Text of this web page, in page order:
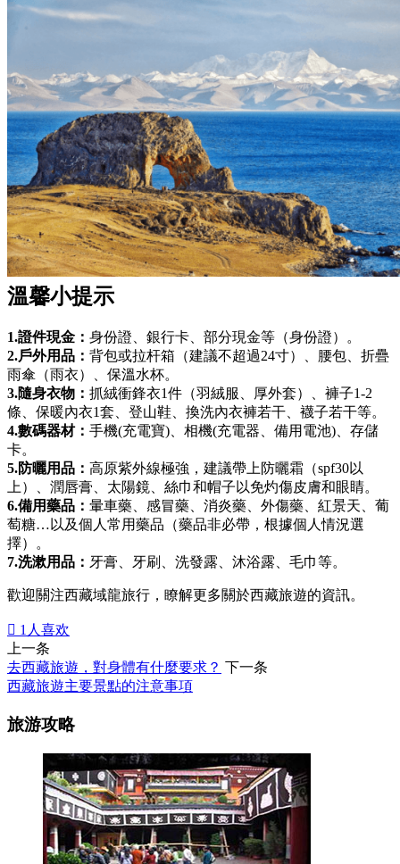
溫馨小提示
1.證件現金： 身份證、銀行卡、部分現金等（身份證）。
2.戶外用品： 背包或拉杆箱（建議不超過24寸）、腰包、折疊
雨傘（雨衣）、保溫水杯。
3.隨身衣物： 抓絨衝鋒衣1件（羽絨服、厚外套）、褲子1-2
條、保暖內衣1套、登山鞋、換洗內衣褲若干、襪子若干等。
4.數碼器材： 手機(充電寶)、相機(充電器、備用電池)、存儲
卡。
5.防曬用品： 高原紫外線極強，建議帶上防曬霜（spf30以
上）、潤唇膏、太陽鏡、絲巾和帽子以免灼傷皮膚和眼睛。
6.備用藥品： 暈車藥、感冒藥、消炎藥、外傷藥、紅景天、葡
萄糖…以及個人常用藥品（藥品非必帶，根據個人情況選
擇）。
7.洗漱用品： 牙膏、牙刷、洗發露、沐浴露、毛巾等。
歡迎關注西藏域龍旅行，瞭解更多關於西藏旅遊的資訊。
 1 人喜欢
上一条
去西藏旅遊，對身體有什麼要求？ 下一条
西藏旅遊主要景點的注意事項
旅游攻略